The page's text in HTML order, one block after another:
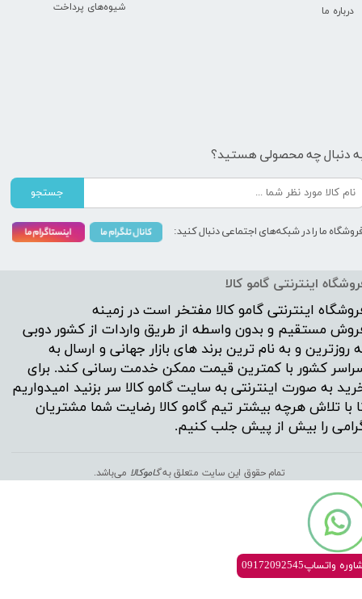
اینترنتی گامو کالا
اینترنتی گامو کالا مفتخر است در زمینه
مستقیم و بدون واسطه از طریق واردات از کشور دوبی
روزترین و به نام ترین برند های بازار جهانی و ارسال به
کشور با کمترین قیمت ممکن خدمت رسانی کند. برای
به صورت اینترنتی به سایت گامو کالا سر بزنید امیدواریم
با تلاش هرچه بیشتر تیم گامو کالا رضایت شما مشتریان
را بیش از پیش جلب کنیم.
تمام حقوق این سایت متعلق بهگاموکالا می‌باشد.
شیوه‌های پرداخت درباره ما
دنبال چه محصولی هستید؟
جستجو
ما را در شبکه‌های اجتماعی دنبال کنید:
واتساپ09172092545